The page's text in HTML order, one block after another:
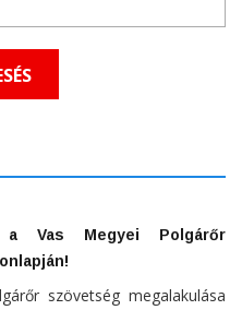
a Vas Megyei Polgárőr
szövetség megalakulása